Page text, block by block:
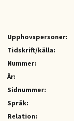
Upphovspersoner:
Tidskrift/källa:
Nummer:
År:
Sidnummer:
Språk:
Relation: